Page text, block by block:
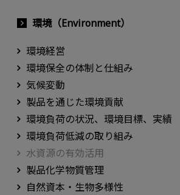
環境（Environment）
環境経営
環境保全の体制と仕組み
気候変動
製品を通じた環境貢献
環境負荷の状況、環境目標、実績
環境負荷低減の取り組み
水資源の有効活用
製品化学物質管理
自然資本・生物多様性